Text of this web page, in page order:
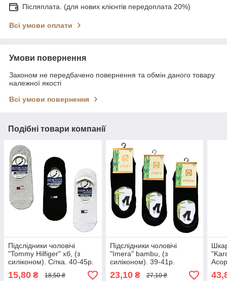
Післяплата. (для нових клієнтів передоплата 20%)
Всі умови оплати
Умови повернення
Законом не передбачено повернення та обмін даного товару
належної якості
Всі умови повернення
Подібні товари компанії
Підслідники чоловічі
"Tommy Hilfiger" хб, (з
силіконом). Сітка. 40-45р.
15,80 ₴ 18,50 ₴
Підслідники чоловічі
"Imera" bambu, (з
силіконом). 39-41р.
Темно-сині.
23,10₴ 27,10 ₴